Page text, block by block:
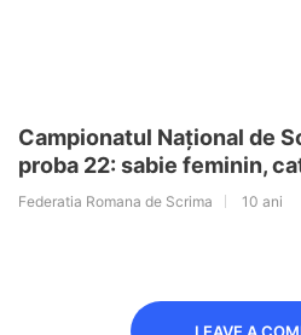
Campionatul Național de
proba 22: sabie feminin,
Federatia Romana de Scrima 10 ani